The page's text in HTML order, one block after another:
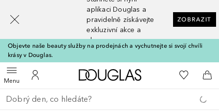
aplikaci Douglas a
pravidelně získávejte
exkluzivní akce a
slevy
ZOBRAZIT
Objevte naše beauty služby na prodejnách a vychutnejte si svojí chvíli
krásy v Douglas.
MenuOtevřít menuK mému účtu
Domů K mému
Do
Vraťte se
Proveďte vyhledávání
[navigation.slideout.screenreader]